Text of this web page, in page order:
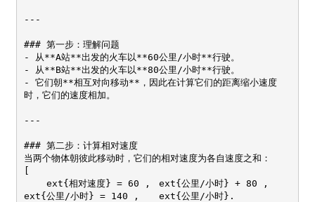
---
### 第一步：理解问题
- 从**A站**出发的火车以**60公里/小时**行驶。
- 从**B站**出发的火车以**80公里/小时**行驶。
- 它们朝**相互对向移动**，因此在计算它们的距离缩小速度
时，它们的速度相加。
---
### 第二步：计算相对速度
当两个物体朝彼此移动时，它们的相对速度为各自速度之和：
[
ext{公里/小时} = 140 , 	ext{公里/小时}.